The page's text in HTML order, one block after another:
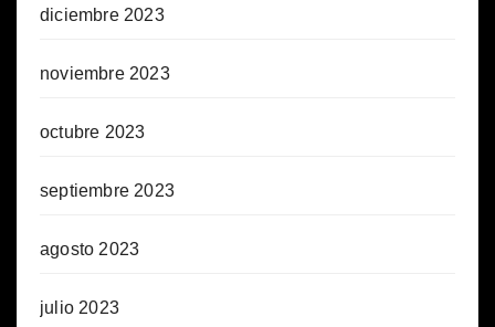
diciembre 2023
noviembre 2023
octubre 2023
septiembre 2023
agosto 2023
julio 2023